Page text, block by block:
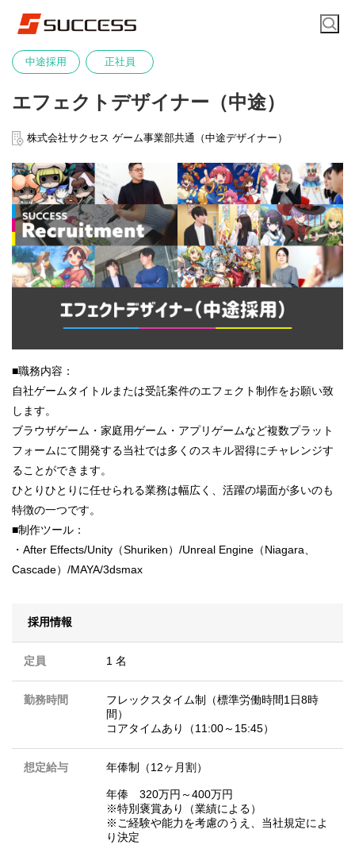
中途採用 正社員
エフェクトデザイナー（中途）
株式会社サクセス ゲーム事業部共通（中途デザイナー）
■職務内容：
自社ゲームタイトルまたは受託案件のエフェクト制作をお願い致
します。
ブラウザゲーム・家庭用ゲーム・アプリゲームなど複数プラット
フォームにて開発する当社では多くのスキル習得にチャレンジす
ることができます。
ひとりひとりに任せられる業務は幅広く、活躍の場面が多いのも
特徴の一つです。
■制作ツール：
・After Effects/Unity（Shuriken）/Unreal Engine（Niagara、
Cascade）/MAYA/3dsmax
採用情報
定員 1 名
勤務時間
フレックスタイム制（標準労働時間1日8時
間）
コアタイムあり（11:00～15:45）
想定給与 年俸制（12ヶ月割）
年俸 320万円～400万円
※特別褒賞あり（業績による）
※ご経験や能力を考慮のうえ、当社規定によ
り決定